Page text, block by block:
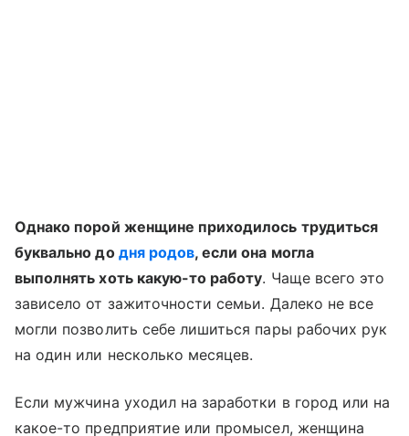
Однако порой женщине приходилось трудиться
буквально до дня родов, если она могла
выполнять хоть какую-то работу. Чаще всего это
зависело от зажиточности семьи. Далеко не все
могли позволить себе лишиться пары рабочих рук
на один или несколько месяцев.
Если мужчина уходил на заработки в город или на
какое-то предприятие или промысел, женщина